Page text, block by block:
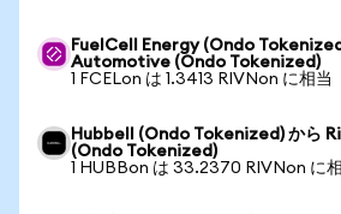
FuelCell Energy (Ondo
Automotive (Ondo Tokenized)
1 FCELon は 1.3413 RIVNon に相当
Hubbell (Ondo Tokenized) から
(Ondo Tokenized)
1 HUBBon は 33.2370 RIVNon に